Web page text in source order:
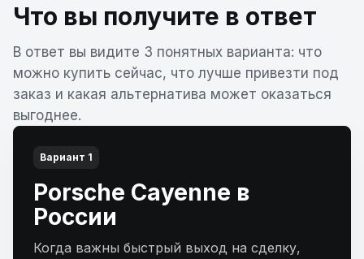
Что вы получите в ответ
В ответ вы видите 3 понятных варианта: что
можно купить сейчас, что лучше привезти под
заказ и какая альтернатива может оказаться
выгоднее.
Вариант 1
Porsche Cayenne в
России
Когда важны быстрый выход на сделку,